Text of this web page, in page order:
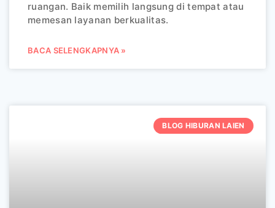
ruangan. Baik memilih langsung di tempat atau
memesan layanan berkualitas.
BACA SELENGKAPNYA »
BLOG HIBURAN LAIEN